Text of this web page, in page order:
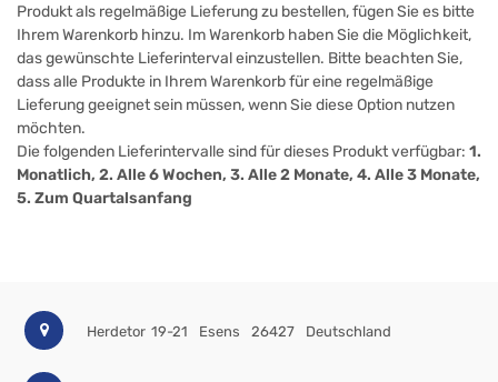
Produkt als regelmäßige Lieferung zu bestellen, fügen Sie es bitte
Ihrem Warenkorb hinzu. Im Warenkorb haben Sie die Möglichkeit,
das gewünschte Lieferinterval einzustellen. Bitte beachten Sie,
dass alle Produkte in Ihrem Warenkorb für eine regelmäßige
Lieferung geeignet sein müssen, wenn Sie diese Option nutzen
möchten.
Die folgenden Lieferintervalle sind für dieses Produkt verfügbar: 1.
Monatlich, 2. Alle 6 Wochen, 3. Alle 2 Monate, 4. Alle 3 Monate,
5. Zum Quartalsanfang
Herdetor 19-21 Esens 26427 Deutschland